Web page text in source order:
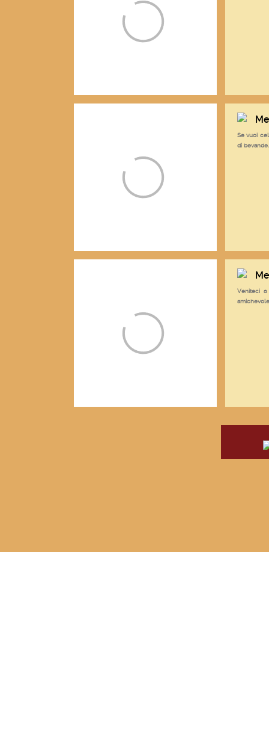
Se vuoi
di bevande.
Veniteci